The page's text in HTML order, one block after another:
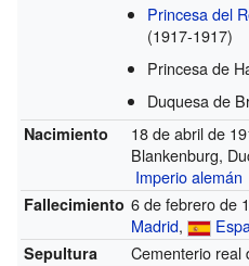
Princesa del
(1917-1917)
Princesa de
Duquesa de
Nacimiento
18 de abril de
Blankenburg,
Imperio alemán
Fallecimiento 6 de febrero de
Madrid,
Sepultura Cementerio real